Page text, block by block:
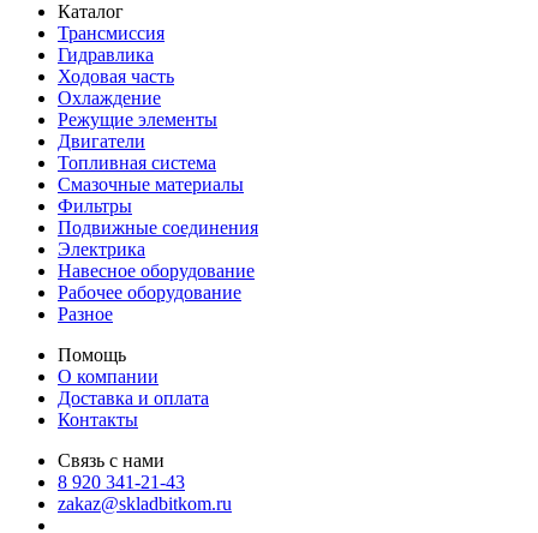
Каталог
Трансмиссия
Гидравлика
Ходовая часть
Охлаждение
Режущие элементы
Двигатели
Топливная система
Смазочные материалы
Фильтры
Подвижные соединения
Электрика
Навесное оборудование
Рабочее оборудование
Разное
Помощь
О компании
Доставка и оплата
Контакты
Связь с нами
8 920 341-21-43
zakaz@skladbitkom.ru